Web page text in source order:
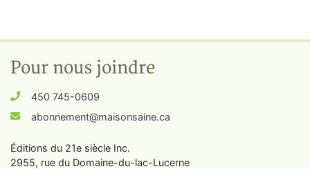
Pour nous joindre
450 745-0609
abonnement@maisonsaine.ca
Éditions du 21e siècle Inc.
2955, rue du Domaine-du-lac-Lucerne